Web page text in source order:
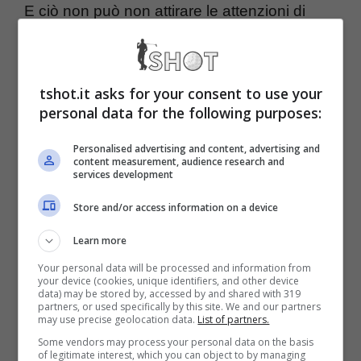
E ciò non può non attirare le attenzioni di
tutti, anche di coloro i quali non vanno
sempre d’accordo con le opinioni del pilota
olandese.
Max Verstappen netto sulla
Formula Academy: “Vetture
lente, aumentare il livello”
Verstappenha trionfato aSuzukain
maniera evidente, non lasciando speranze al
compagno
e ai ferraristi Sainz
tshot.it asks for your consent to use your
personal data for the following purposes:
Personalised advertising and content, advertising and
content measurement, audience research and
services development
Store and/or access information on a device
Learn more
Your personal data will be processed and information from
your device (cookies, unique identifiers, and other device
data) may be stored by, accessed by and shared with 319
partners, or used specifically by this site. We and our partners
may use precise geolocation data. List of partners.
Some vendors may process your personal data on the basis
of legitimate interest, which you can object to by managing